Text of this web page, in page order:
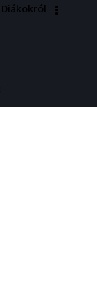
Diákokról